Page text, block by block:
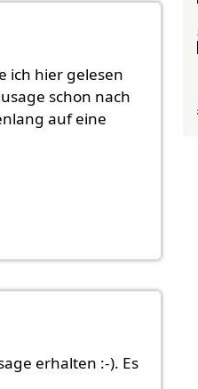
Gast (nicht
ich hier gelesen
schon nach
auf eine
erhalten :-). Es